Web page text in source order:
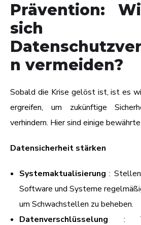
Prävention:
sich
n vermeiden?
Sobald die Krise gelöst ist, ist es
ergreifen, um zukünftige
verhindern. Hier sind einige
Datensicherheit stärken
Systemaktualisierung :
Software und Systeme
um Schwachstellen zu beheben.
Datenverschlüsselung :